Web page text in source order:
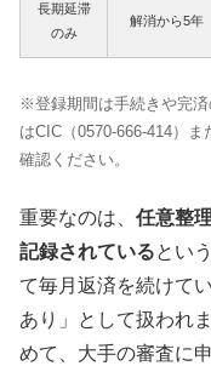
長期延滞
のみ
解消から5年
※登録期間は手続きや完
はCIC（0570-666-414）
確認ください。
重要なのは、 任意整
記録されているとい
て毎月返済を続けて
あり」として扱われ
めて、大手の審査に